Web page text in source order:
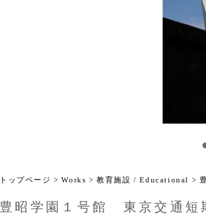
トップページ >Works >教育施設 / Educational >
豊昭学園１号館 東京交通